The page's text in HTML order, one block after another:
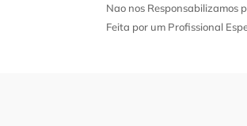
Nao nos Responsabilizamos
Feita por um Profissional